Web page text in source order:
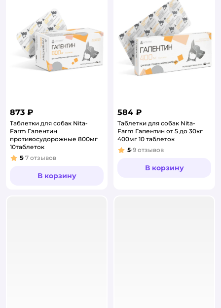
873 ₽
Таблетки для собак Nita-
Farm Гапентин
противосудорожные 800мг
10таблеток
Рейтинг:
5 7 отзывов
В корзину
584 ₽
Таблетки для собак Nita-
Farm Гапентин от 5 до 30кг
400мг 10 таблеток
Рейтинг:
5 9 отзывов
В корзину